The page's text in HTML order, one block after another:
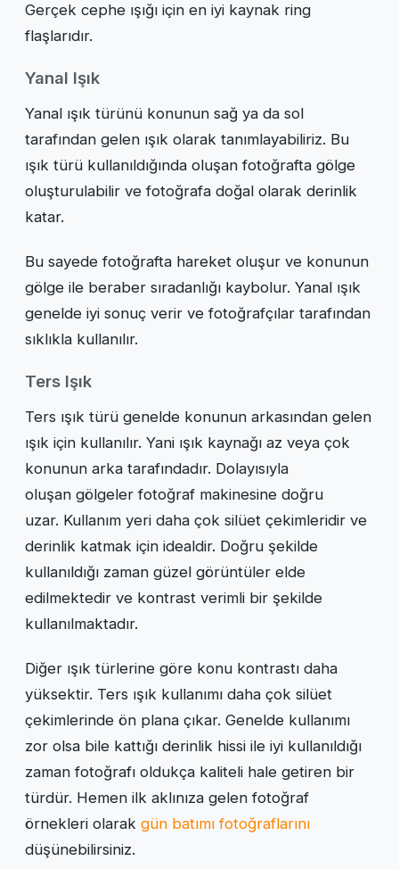
Gerçek cephe ışığı için en iyi kaynak ring
flaşlarıdır.
Yanal Işık
Yanal ışık türünü konunun sağ ya da sol
tarafından gelen ışık olarak tanımlayabiliriz. Bu
ışık türü kullanıldığında oluşan fotoğrafta gölge
oluşturulabilir ve fotoğrafa doğal olarak derinlik
katar.
Bu sayede fotoğrafta hareket oluşur ve konunun
gölge ile beraber sıradanlığı kaybolur. Yanal ışık
genelde iyi sonuç verir ve fotoğrafçılar tarafından
sıklıkla kullanılır.
Ters Işık
Ters ışık türü genelde konunun arkasından gelen
ışık için kullanılır. Yani ışık kaynağı az veya çok
konunun arka tarafındadır. Dolayısıyla
oluşan gölgeler fotoğraf makinesine doğru
uzar. Kullanım yeri daha çok silüet çekimleridir ve
derinlik katmak için idealdir. Doğru şekilde
kullanıldığı zaman güzel görüntüler elde
edilmektedir ve kontrast verimli bir şekilde
kullanılmaktadır.
Diğer ışık türlerine göre konu kontrastı daha
yüksektir. Ters ışık kullanımı daha çok silüet
çekimlerinde ön plana çıkar. Genelde kullanımı
zor olsa bile kattığı derinlik hissi ile iyi kullanıldığı
zaman fotoğrafı oldukça kaliteli hale getiren bir
türdür. Hemen ilk aklınıza gelen fotoğraf
örnekleri olarak gün batımı fotoğraflarını
düşünebilirsiniz.